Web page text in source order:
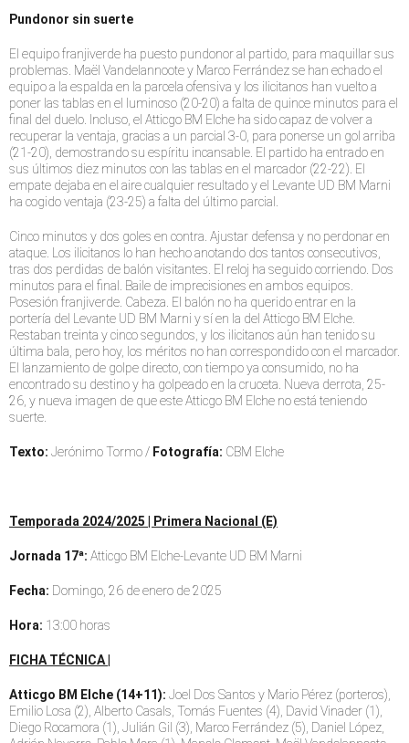
Pundonor sin suerte
El equipo franjiverde ha puesto pundonor al partido, para maquillar sus
problemas. Maël Vandelannoote y Marco Ferrández se han echado el
equipo a la espalda en la parcela ofensiva y los ilicitanos han vuelto a
poner las tablas en el luminoso (20-20) a falta de quince minutos para el
final del duelo. Incluso, el Atticgo BM Elche ha sido capaz de volver a
recuperar la ventaja, gracias a un parcial 3-0, para ponerse un gol arriba
(21-20), demostrando su espíritu incansable. El partido ha entrado en
sus últimos diez minutos con las tablas en el marcador (22-22). El
empate dejaba en el aire cualquier resultado y el Levante UD BM Marni
ha cogido ventaja (23-25) a falta del último parcial.
Cinco minutos y dos goles en contra. Ajustar defensa y no perdonar en
ataque. Los ilicitanos lo han hecho anotando dos tantos consecutivos,
tras dos perdidas de balón visitantes. El reloj ha seguido corriendo. Dos
minutos para el final. Baile de imprecisiones en ambos equipos.
Posesión franjiverde. Cabeza. El balón no ha querido entrar en la
portería del Levante UD BM Marni y sí en la del Atticgo BM Elche.
Restaban treinta y cinco segundos, y los ilicitanos aún han tenido su
última bala, pero hoy, los méritos no han correspondido con el marcador.
El lanzamiento de golpe directo, con tiempo ya consumido, no ha
encontrado su destino y ha golpeado en la cruceta. Nueva derrota, 25-
26, y nueva imagen de que este Atticgo BM Elche no está teniendo
suerte.
Texto: Jerónimo Tormo / Fotografía: CBM Elche
Temporada 2024/2025 | Primera Nacional (E)
Jornada 17ª: Atticgo BM Elche-Levante UD BM Marni
Fecha: Domingo, 26 de enero de 2025
Hora: 13:00 horas
FICHA TÉCNICA |
Atticgo BM Elche (14+11): Joel Dos Santos y Mario Pérez (porteros),
Emilio Losa (2), Alberto Casals, Tomás Fuentes (4), David Vinader (1),
Diego Rocamora (1), Julián Gil (3), Marco Ferrández (5), Daniel López,